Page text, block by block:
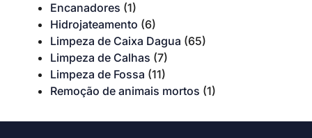
Encanadores (1)
Hidrojateamento (6)
Limpeza de Caixa Dagua (65)
Limpeza de Calhas (7)
Limpeza de Fossa (11)
Remoção de animais mortos (1)